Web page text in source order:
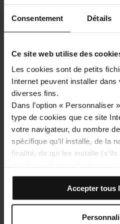
Consentement Détails
Ce site web utilise des
Les cookies sont de petits
Internet peuvent installer dans
diverses fins.
Dans l’option « Personnaliser
type de cookies que ce site
votre navigateur, du nombre
spécifique qu’il installe, de la
finalité, de qui les installe
navigateur. Si le tableau des
signifie qu’il n’installe aucun
Si vous choisissez l’option «
vous autorisez l’installation
Accepter tous
Comment se rendre à:
Catalogne
Adresse
Palau de Mar
Plaça de Pau Vila, 3
Barcelona
Voir la carte